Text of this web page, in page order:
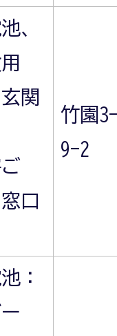
、
関
口
竹園
9-2
：